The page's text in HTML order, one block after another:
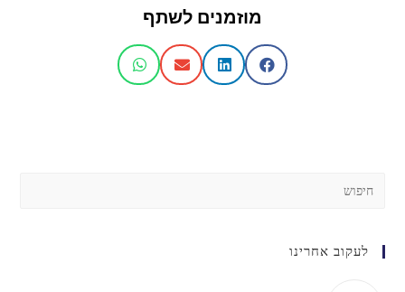
מוזמנים לשתף
לעקוב אחרינו